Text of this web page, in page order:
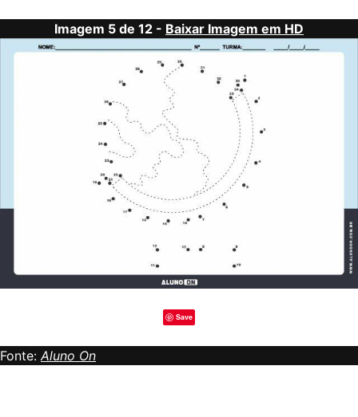
Imagem 5 de 12 - Baixar Imagem em HD
Save
Fonte: Aluno On